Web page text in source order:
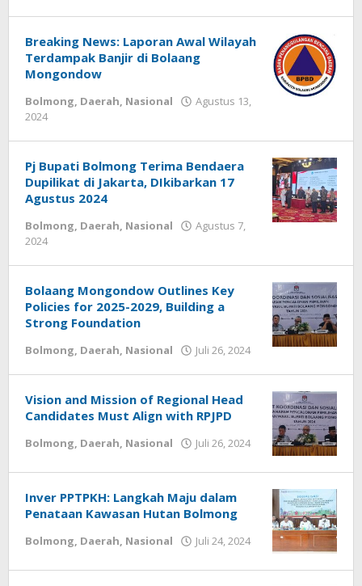
Breaking News: Laporan Awal Wilayah
Terdampak Banjir di Bolaang
Mongondow
Bolmong, Daerah, Nasional
Agustus 13,
2024
Pj Bupati Bolmong Terima Bendaera
Dupilikat di Jakarta, DIkibarkan 17
Agustus 2024
Bolmong, Daerah, Nasional
Agustus 7,
2024
Bolaang Mongondow Outlines Key
Policies for 2025-2029, Building a
Strong Foundation
Bolmong, Daerah, Nasional Juli 26, 2024
oleh
Vision and Mission of Regional Head
Candidates Must Align with RPJPD
Bolmong, Daerah, Nasional Juli 26, 2024
oleh
Inver PPTPKH: Langkah Maju dalam
Penataan Kawasan Hutan Bolmong
Bolmong, Daerah, Nasional Juli 24, 2024
oleh